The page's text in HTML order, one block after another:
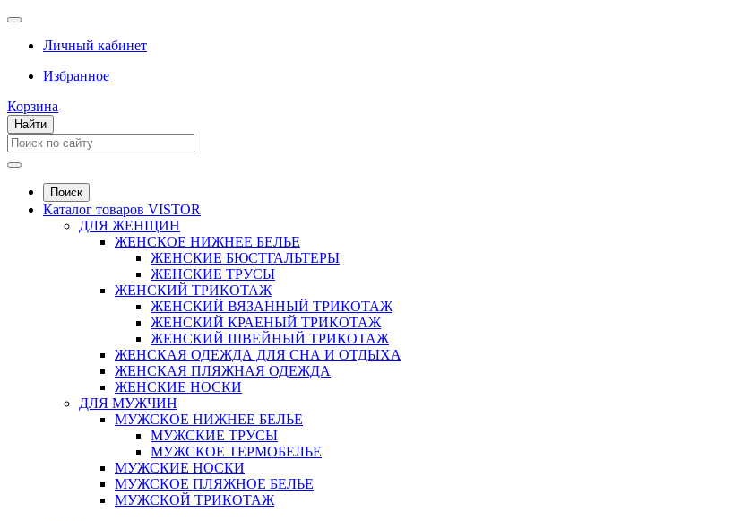
Личный кабинет
Избранное
Корзина
Найти
Поиск
Каталог товаров VISTOR
ДЛЯ ЖЕНЩИН
ЖЕНСКОЕ НИЖНЕЕ БЕЛЬЕ
ЖЕНСКИЕ БЮСТГАЛЬТЕРЫ
ЖЕНСКИЕ ТРУСЫ
ЖЕНСКИЙ ТРИКОТАЖ
ЖЕНСКИЙ ВЯЗАННЫЙ ТРИКОТАЖ
ЖЕНСКИЙ КРАЕНЫЙ ТРИКОТАЖ
ЖЕНСКИЙ ШВЕЙНЫЙ ТРИКОТАЖ
ЖЕНСКАЯ ОДЕЖДА ДЛЯ СНА И ОТДЫХА
ЖЕНСКАЯ ПЛЯЖНАЯ ОДЕЖДА
ЖЕНСКИЕ НОСКИ
ДЛЯ МУЖЧИН
МУЖСКОЕ НИЖНЕЕ БЕЛЬЕ
МУЖСКИЕ ТРУСЫ
МУЖСКОЕ ТЕРМОБЕЛЬЕ
МУЖСКИЕ НОСКИ
МУЖСКОЕ ПЛЯЖНОЕ БЕЛЬЕ
МУЖСКОЙ ТРИКОТАЖ